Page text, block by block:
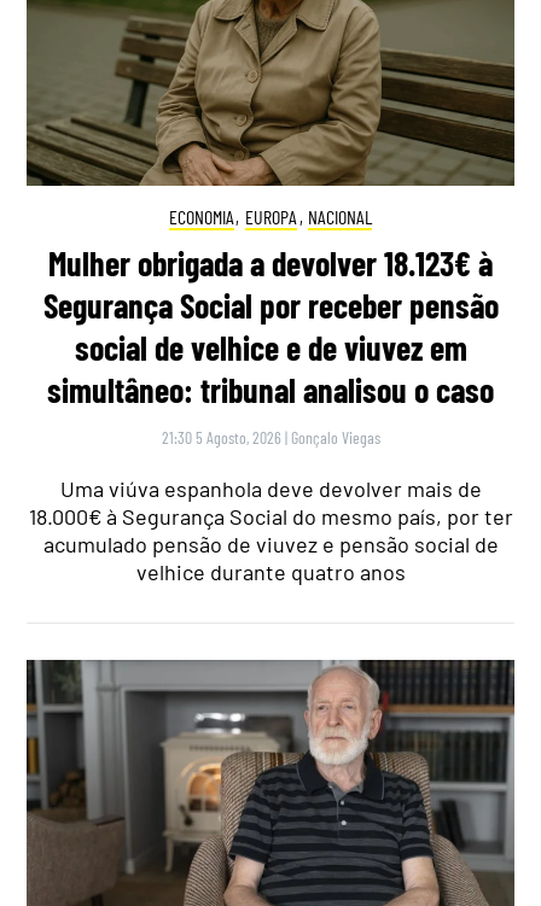
ECONOMIA, EUROPA , NACIONAL
Mulher obrigada a devolver 18.123€ à
Segurança Social por receber pensão
social de velhice e de viuvez em
simultâneo: tribunal analisou o caso
21:30 5 Agosto, 2026 | Gonçalo Viegas
Uma viúva espanhola deve devolver mais de
18.000€ à Segurança Social do mesmo país, por ter
acumulado pensão de viuvez e pensão social de
velhice durante quatro anos